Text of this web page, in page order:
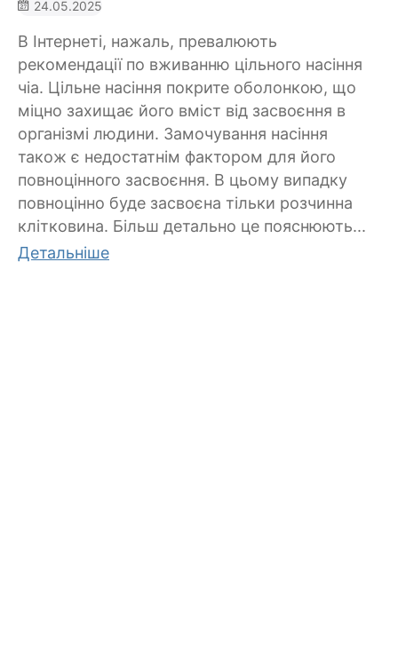
24.05.2025
В Інтернеті, нажаль, превалюють
рекомендації по вживанню цільного насіння
чіа. Цільне насіння покрите оболонкою, що
міцно захищає його вміст від засвоєння в
організмі людини. Замочування насіння
також є недостатнім фактором для його
повноцінного засвоєння. В цьому випадку
повноцінно буде засвоєна тільки розчинна
клітковина. Більш детально це пояснюють...
Детальніше